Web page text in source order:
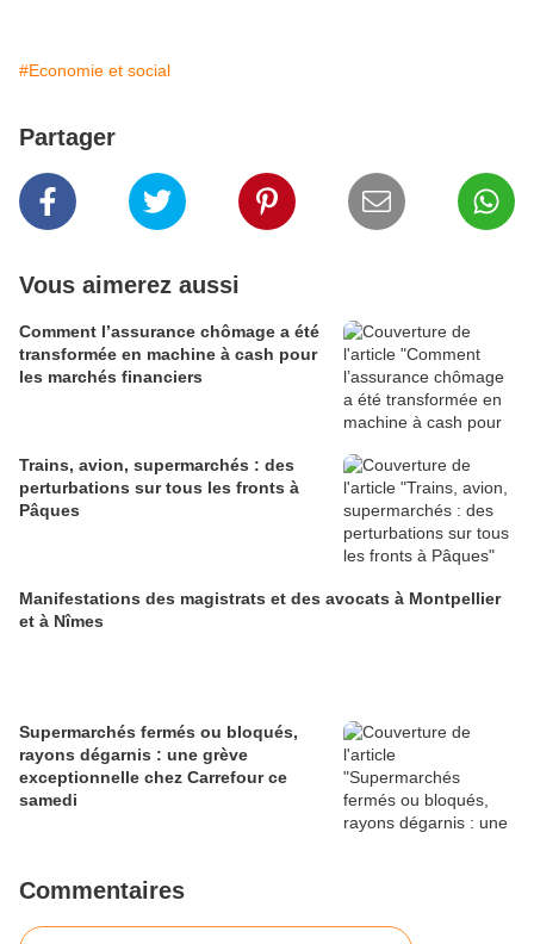
#Economie et social
Partager
Vous aimerez aussi
Comment l’assurance chômage a été
transformée en machine à cash pour
les marchés financiers
Trains, avion, supermarchés : des
perturbations sur tous les fronts à
Pâques
Manifestations des magistrats et des avocats à Montpellier
et à Nîmes
Supermarchés fermés ou bloqués,
rayons dégarnis : une grève
exceptionnelle chez Carrefour ce
samedi
Commentaires